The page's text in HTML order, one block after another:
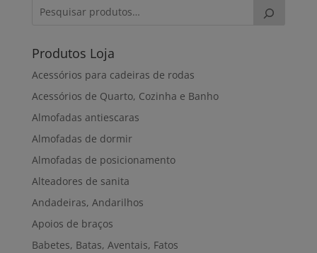
Produtos Loja
Acessórios para cadeiras de rodas
Acessórios de Quarto, Cozinha e Banho
Almofadas antiescaras
Almofadas de dormir
Almofadas de posicionamento
Alteadores de sanita
Andadeiras, Andarilhos
Apoios de braços
Babetes, Batas, Aventais, Fatos